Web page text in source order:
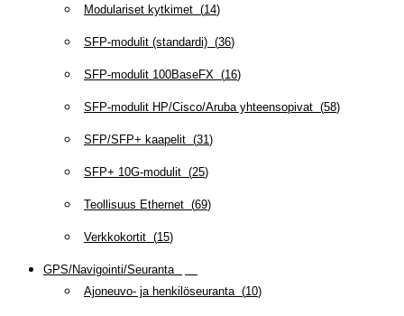
Modulariset kytkimet (14)
SFP-modulit (standardi) (36)
SFP-modulit 100BaseFX (16)
SFP-modulit HP/Cisco/Aruba yhteensopivat (58)
SFP/SFP+ kaapelit (31)
SFP+ 10G-modulit (25)
Teollisuus Ethernet (69)
Verkkokortit (15)
GPS/Navigointi/Seuranta(
Ajoneuvo- ja henkilöseuranta(10)